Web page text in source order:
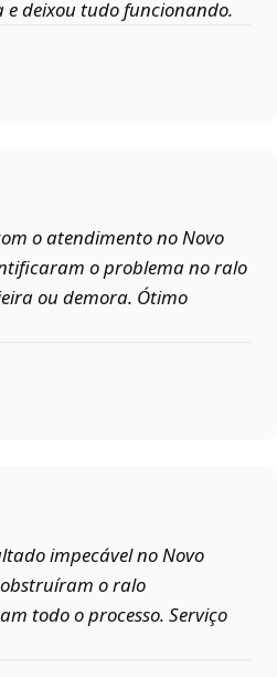
deixou tudo funcionando.
o atendimento no Novo
o problema no ralo
ou demora. Ótimo
impecável no Novo
o ralo
todo o processo. Serviço